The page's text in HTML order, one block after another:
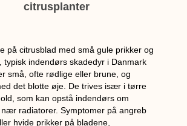
citrusplanter
små, ofte rødlige eller brune, og
det blotte øje. De trives især i tørre
som kan opstå indendørs om
radiatorer. Symptomer på angreb
hvide prikker på bladene,